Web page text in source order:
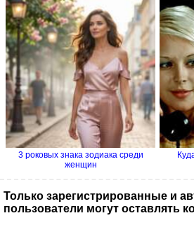
3 роковых знака зодиака среди
женщин
Только зарегистрированные и
пользователи могут оставлять